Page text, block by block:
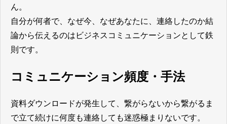
ん。
自分が何者で、なぜ今、なぜあなたに、連絡したのか結
論から伝えるのはビジネスコミュニケーションとして鉄
則です。
コミュニケーション頻度・手法
資料ダウンロードが発生して、繋がらないから繋がるま
で立て続けに何度も連絡しても迷惑極まりないです。